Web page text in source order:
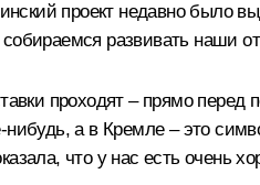
проект недавно было
развивать наши
проходят – прямо
а в Кремле – это
что у нас есть очень